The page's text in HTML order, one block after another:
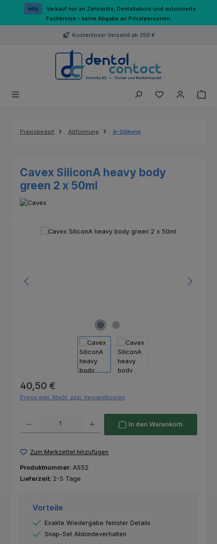
Zum Hauptinhalt springen
Info
Verkauf nur an Zahnärzte, Dentallabore und autorisierte
Fachkreise – keine Abgabe an Privatpersonen.
Kostenloser Versand ab 250 €
Du hast 0
Praxisbedarf Abformung A-Silikone
Cavex SiliconA heavy body
green 2 x 50ml
Bildergalerie überspringen
Regulärer Preis:
40,50 €
Preise exkl. MwSt. zzgl. Versandkosten
In den Warenkorb
Zum Merkzettel hinzufügen
Produktnummer: AS52
Lieferzeit: 2-5 Tage
Vorteile
Exakte Wiedergabe feinster Details
Snap-Set Abbindeverhalten